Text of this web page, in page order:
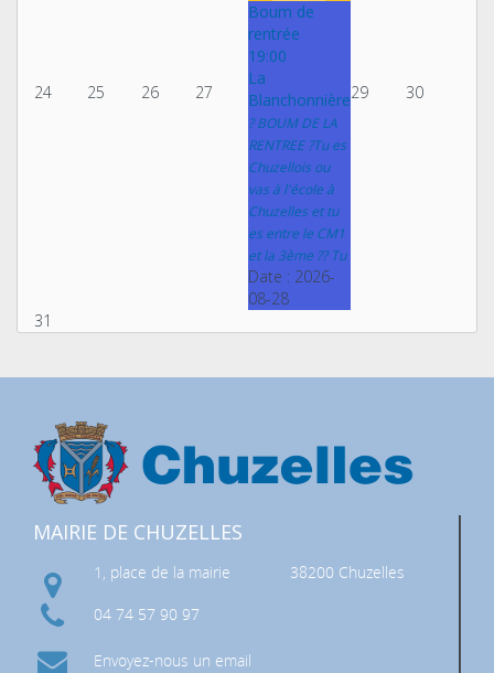
24 25 26 27
Boum de
rentrée
19:00
La
Blanchonnière
? BOUM DE LA
RENTREE ?Tu es
Chuzellois ou
vas à l'école à
Chuzelles et tu
es entre le CM1
et la 3ème ?? Tu
Date : 2026-
08-28
29 30
31
MAIRIE DE CHUZELLES
1, place de la mairie
38200 Chuzelles
04 74 57 90 97
Envoyez-nous un email